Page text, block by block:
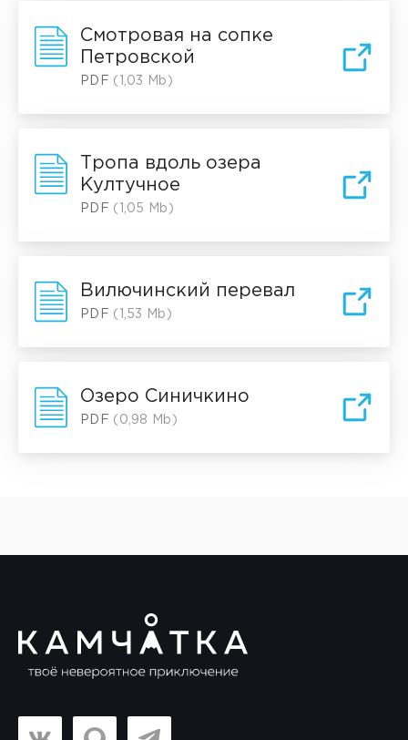
Смотровая на сопке
Петровской
PDF (1,03 Mb)
Тропа вдоль озера
Култучное
PDF (1,05 Mb)
Вилючинский перевал
PDF (1,53 Mb)
Озеро Синичкино
PDF (0,98 Mb)